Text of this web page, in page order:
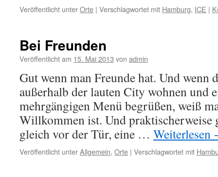
Veröffentlicht unterOrte | Verschlagwortet mit Hamburg, ICE |
Bei Freunden
Veröffentlicht am 15. Mai 2013 von admin
Gut wenn man Freunde hat. Und wenn
außerhalb der lauten City wohnen und
mehrgängigen Menü begrüßen, weiß
Willkommen ist. Und praktischerweise
gleich vor der Tür, eine … Weiterlesen
Veröffentlicht unterAllgemein, Orte | Verschlagwortet mit